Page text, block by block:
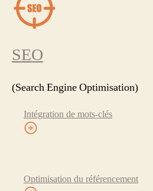
SEO
(Search Engine Optimisation)
Intégration de mots-clés
Optimisation du référencement